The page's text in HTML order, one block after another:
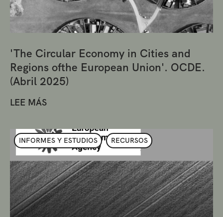
'The Circular Economy in Cities and
Regions ofthe European Union'. OCDE.
(Abril 2025)
LEE MÁS
INFORMES Y ESTUDIOS RECURSOS